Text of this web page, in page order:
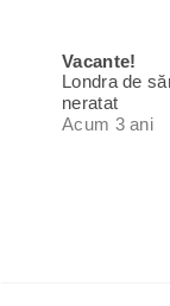
Vacante!
Londra de
neratat
Acum 3 ani